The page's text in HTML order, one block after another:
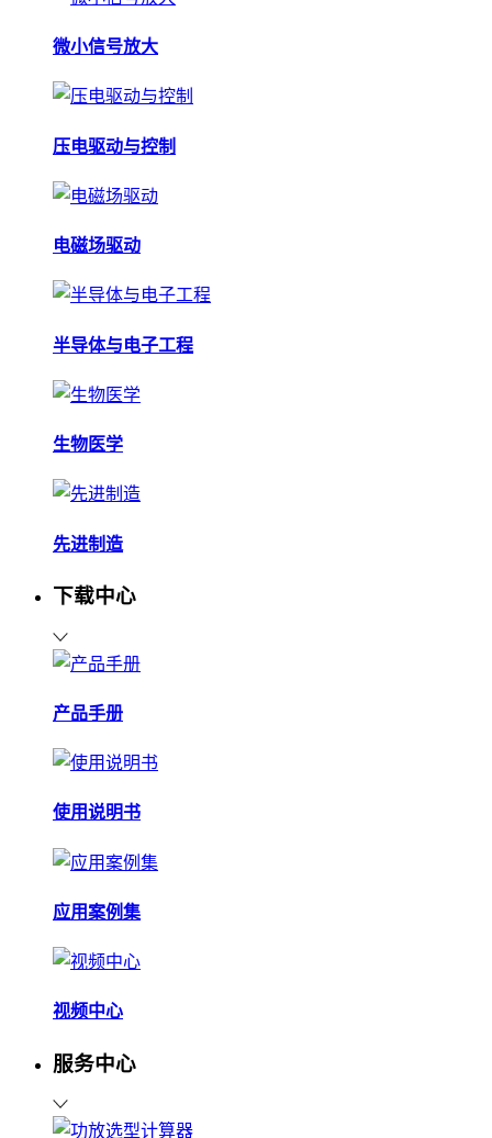
微小信号放大
压电驱动与控制
电磁场驱动
半导体与电子工程
生物医学
先进制造
下载中心
产品手册
使用说明书
应用案例集
视频中心
服务中心